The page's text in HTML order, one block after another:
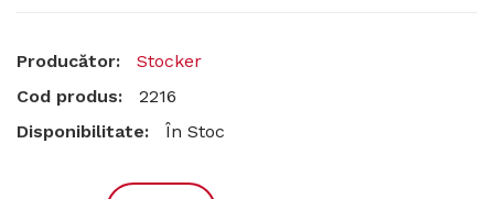
Producător:
Stocker
Cod produs:
2216
Disponibilitate:
În Stoc